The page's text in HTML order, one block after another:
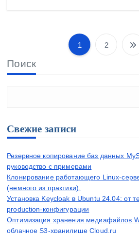
П
г
и
я
а
п
с
1 2
Поиск
Свежие записи
Резервное копирование баз данных
руководство с примерами
Клонирование работающего Linux-
(немного из практики).
Установка Keycloak в Ubuntu 24.04: от
production-конфигурации
Оптимизация хранения медиафайлов
облачное S3-хранилище Cloud.ru